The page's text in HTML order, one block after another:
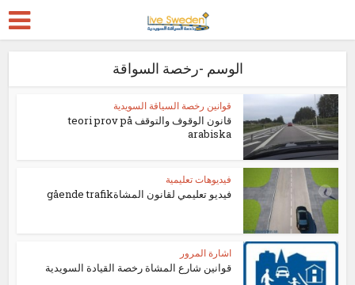
الوسم -رخصة السواقة
قوانين رخصة السياقة السويدية
قانون الوقوف والتوقف teori prov på
arabiska
فيديوهات تعليمية
فيديو تعليمي لقانون المشاةgående trafik
اشارة المرور
قوانين شارع المشاة رخصة القيادة السويدية